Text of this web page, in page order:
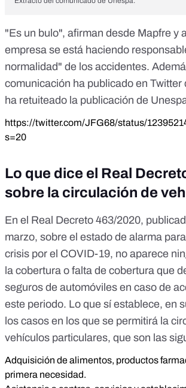
"Es un bulo", afirman desde Mapfre y
empresa se está haciendo
normalidad" de los accidentes.
comunicación ha publicado en Twitter
ha retuiteado la publicación de
https://twitter.com/JFG68/status/
s=20
Lo que dice el Real
sobre la circulación de
En el Real Decreto 463/2020,
marzo, sobre el estado de alarma
crisis por el COVID-19, no aparece
la cobertura o falta de cobertura que
seguros de automóviles en caso de
este periodo. Lo que sí establece, en
los casos en los que se permitirá la
vehículos particulares, que son las
Adquisición de alimentos, productos
primera necesidad.